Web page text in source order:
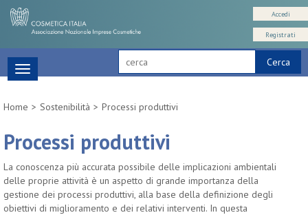
Cerca
Accedi
Registrati
Toggle
navigation
Home
Sostenibilità Processi produttivi
Processi produttivi
La conoscenza più accurata possibile delle implicazioni ambientali
delle proprie attività è un aspetto di grande importanza della
gestione dei processi produttivi, alla base della definizione degli
obiettivi di miglioramento e dei relativi interventi. In questa